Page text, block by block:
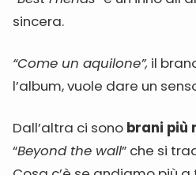
sincera.
“Come un aquilone”, il
l’album, vuole dare un
Dall’altra ci sono brani più
“Beyond the wall” che si